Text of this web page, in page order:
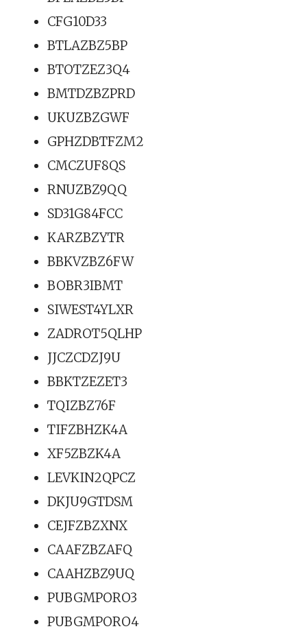
CFG10D33
BTLAZBZ5BP
BTOTZEZ3Q4
BMTDZBZPRD
UKUZBZGWF
GPHZDBTFZM2
CMCZUF8QS
RNUZBZ9QQ
SD31G84FCC
KARZBZYTR
BBKVZBZ6FW
BOBR3IBMT
SIWEST4YLXR
ZADROT5QLHP
JJCZCDZJ9U
BBKTZEZET3
TQIZBZ76F
TIFZBHZK4A
XF5ZBZK4A
LEVKIN2QPCZ
DKJU9GTDSM
CEJFZBZXNX
CAAFZBZAFQ
CAAHZBZ9UQ
PUBGMPORO3
PUBGMPORO4